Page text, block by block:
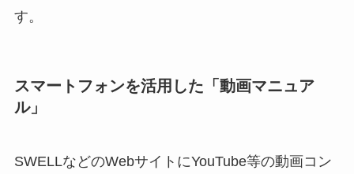
す。
スマートフォンを活用した「動画マニュア
ル」
SWELLなどのWebサイトにYouTube等の動画コン